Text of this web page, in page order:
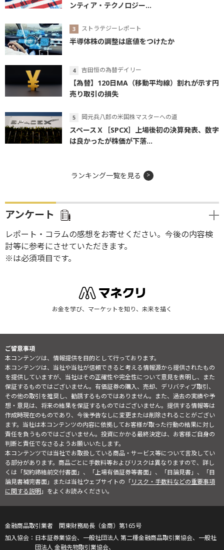
ンティア・テクノロジー...
ストラテジーレポート
半導体株の調整は底値をつけたか
吉田恒の為替デイリー
【為替】120日MA（移動平均線）割れが示す円
売り取引の損失
岡元兵八郎の米国株マスターへの道
スペースＸ［SPCX］上場後初の決算発表、数字
は良かったが株価が下落...
ランキング一覧を見る
アンケート
レポート・コラムの感想をお寄せください。今後の内容検
討等に参考にさせていただきます。
※は必須項目です。
お金を学び、マーケットを知り、未来を描く
ご留意事項
本コンテンツは、情報提供を目的として行っております。
本コンテンツは、当社や当社が信頼できると考える情報源から提供されたもの
を提供していますが、当社はその正確性や完全性について意見を表明し、また
保証するものではございません。有価証券の購入、売却、デリバティブ取引、
その他の取引を推奨し、勧誘するものではありません。また、過去の実績や予
想・意見は、将来の結果を保証するものではございません。提供する情報等は
作成時現在のものであり、今後予告なしに変更または削除されることがござい
ます。当社は本コンテンツの内容に依拠してお客様が取った行動の結果に対し
責任を負うものではございません。投資にかかる最終決定は、お客様ご自身の
判断と責任でなさるようお願いいたします。
本コンテンツでは当社でお取扱している商品・サービス等について言及してい
る部分があります。商品ごとに手数料等およびリスクは異なりますので、詳し
くは「契約締結前交付書面」、「上場有価証券等書面」、「目論見書」、「目
論見書補完書面」または当社ウェブサイトの「リスク・手数料などの重要事項
に関する説明」をよくお読みください。
金融商品取引業者 関東財務局長（金商）第165号
日本証券業協会、一般社団法人 第二種金融商品取引業協会、一般社
団法人 金融先物取引業協会、